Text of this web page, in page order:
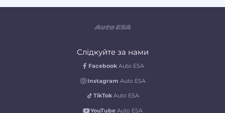
Слідкуйте за нами
Facebook Auto ESA
Instagram Auto ESA
TikTok Auto ESA
YouTubeAuto ESA